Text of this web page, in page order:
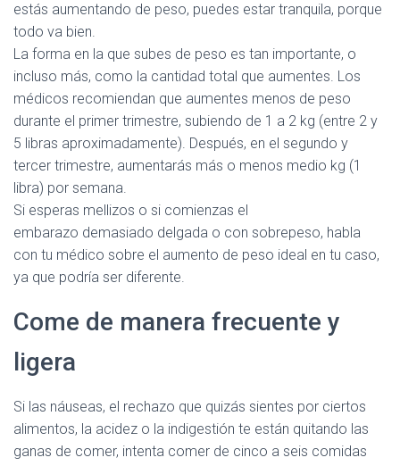
estás aumentando de peso, puedes estar tranquila, porque
todo va bien.
La forma en la que subes de peso es tan importante, o
incluso más, como la cantidad total que aumentes. Los
médicos recomiendan que aumentes menos de peso
durante el primer trimestre, subiendo de 1 a 2 kg (entre 2 y
5 libras aproximadamente). Después, en el segundo y
tercer trimestre, aumentarás más o menos medio kg (1
libra) por semana.
Si esperas mellizos o si comienzas el
embarazo demasiado delgada o con sobrepeso, habla
con tu médico sobre el aumento de peso ideal en tu caso,
ya que podría ser diferente.
Come de manera frecuente y
ligera
Si las náuseas, el rechazo que quizás sientes por ciertos
alimentos, la acidez o la indigestión te están quitando las
ganas de comer, intenta comer de cinco a seis comidas